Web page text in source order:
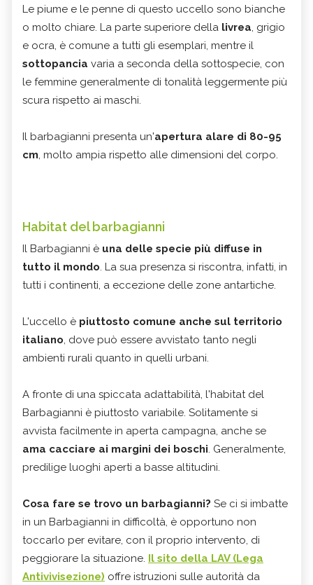
Le piume e le penne di questo uccello sono bianche
o molto chiare. La parte superiore della livrea, grigio
e ocra, è comune a tutti gli esemplari, mentre il
sottopancia varia a seconda della sottospecie, con
le femmine generalmente di tonalità leggermente più
scura rispetto ai maschi.
Il barbagianni presenta un'apertura alare di 80-95
cm, molto ampia rispetto alle dimensioni del corpo.
Habitat del barbagianni
Il Barbagianni è una delle specie più diffuse in
tutto il mondo. La sua presenza si riscontra, infatti, in
tutti i continenti, a eccezione delle zone antartiche.
L'uccello è piuttosto comune anche sul territorio
italiano, dove può essere avvistato tanto negli
ambienti rurali quanto in quelli urbani.
A fronte di una spiccata adattabilità, l'habitat del
Barbagianni è piuttosto variabile. Solitamente si
avvista facilmente in aperta campagna, anche se
ama cacciare ai margini dei boschi. Generalmente,
predilige luoghi aperti a basse altitudini.
Cosa fare se trovo un barbagianni? Se ci si imbatte
in un Barbagianni in difficoltà, è opportuno non
toccarlo per evitare, con il proprio intervento, di
peggiorare la situazione. Il sito della LAV (Lega
Antivivisezione) offre istruzioni sulle autorità da